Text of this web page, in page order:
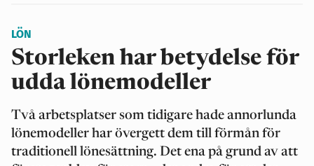
LÖN
Storleken har betydelse för
udda lönemodeller
Två arbetsplatser som tidigare hade annorlunda
lönemodeller har övergett dem till förmån för
traditionell lönesättning. Det ena på grund av att